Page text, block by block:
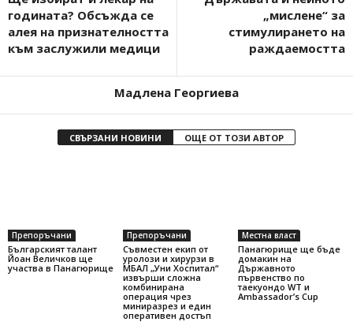
годината? Обсъжда се
алея на признателността
към заслужили медици
„мислене“ за
стимулирането на
раждаемостта
Мадлена Георгиева
СВЪРЗАНИ НОВИНИ ОЩЕ ОТ ТОЗИ АВТОР
Препоръчани
Българският талант
Йоан Величков ще
участва в Панагюрище
Препоръчани
Съвместен екип от
уролози и хирурзи в
МБАЛ „Уни Хоспитал“
извърши сложна
комбинирана
операция чрез
миниразрез и един
оперативен достъп
Местна власт
Панагюрище ще бъде
домакин на
Държавното
първенство по
таекуондо WT и
Ambassador’s Cup